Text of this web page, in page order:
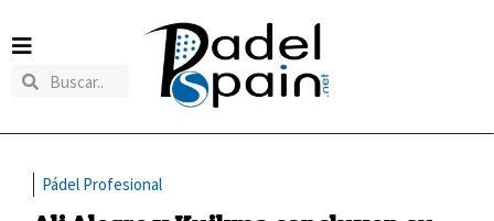
Pádel Profesional